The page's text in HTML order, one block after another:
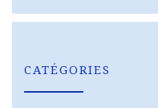
CATÉGORIES